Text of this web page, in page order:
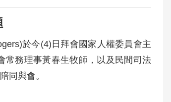
於今(4)日拜會國家人權委員會主
常務理事黃春生牧師，以及民間司法
同與會。